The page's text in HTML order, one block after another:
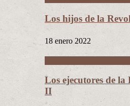
Los hijos de la
18 enero 2022
Los ejecutores de
II